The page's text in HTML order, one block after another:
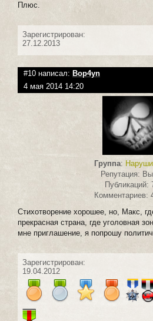
Плюс.
Зарегистрирован:
27.12.2013
#10 написал: Bop4yn
4 мая 2014 14:20
Группа:
Репутация:
Публикаций:
Комментариев:
Стихотворение хорошее, но, Макс,
прекрасная страна, где уголовная
мне приглашение, я попрошу
Зарегистрирован:
19.04.2012